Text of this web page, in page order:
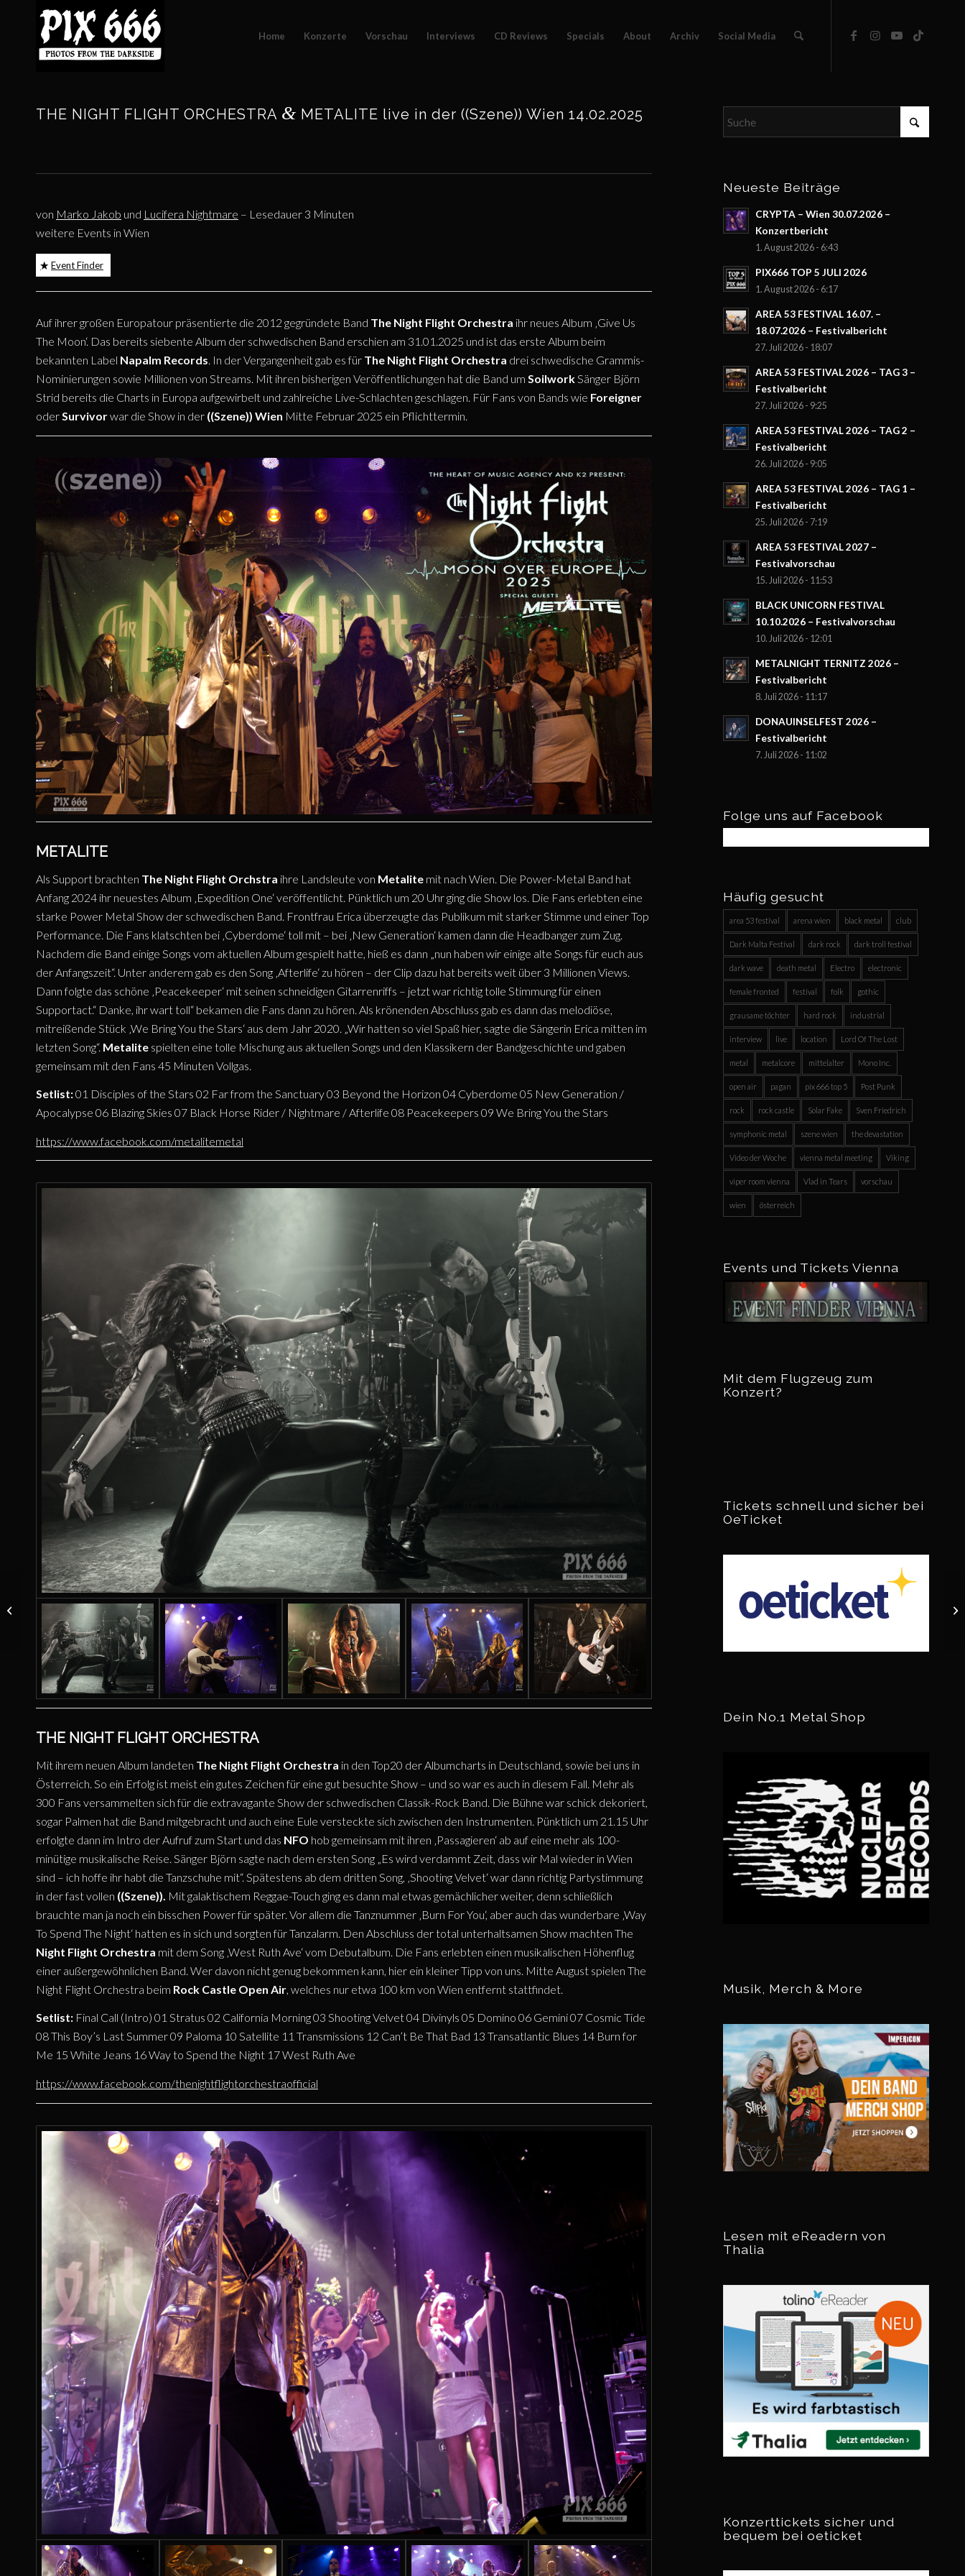
Home Konzerte Vorschau Interviews CD Reviews Specials About Archiv Social Media
THE NIGHT FLIGHT ORCHESTRA & METALITE live in der ((Szene)) Wien 14.02.2025
von Marko Jakob und Lucifera Nightmare – Lesedauer 3 Minuten
weitere Events in Wien
Event Finder
Auf ihrer großen Europatour präsentierte die 2012 gegründete Band The Night Flight Orchestra ihr neues Album ‚Give Us
The Moon‘. Das bereits siebente Album der schwedischen Band erschien am 31.01.2025 und ist das erste Album beim
bekannten Label Napalm Records. In der Vergangenheit gab es für The Night Flight Orchestra drei schwedische Grammis-
Nominierungen sowie Millionen von Streams. Mit ihren bisherigen Veröffentlichungen hat die Band um SoilworkSänger Björn
Strid bereits die Charts in Europa aufgewirbelt und zahlreiche Live-Schlachten geschlagen. Für Fans von Bands wie Foreigner
oderSurvivorwar die Show in der ((Szene)) Wien Mitte Februar 2025 ein Pflichttermin.
METALITE
Als Support brachten The Night Flight Orchstra ihre Landsleute von Metalite mit nach Wien. Die Power-Metal Band hat
Anfang 2024 ihr neuestes Album ‚Expedition One‘ veröffentlicht. Pünktlich um 20 Uhr ging die Show los. Die Fans erlebten eine
starke Power Metal Show der schwedischen Band. Frontfrau Erica überzeugte das Publikum mit starker Stimme und einer Top
Performance. Die Fans klatschten bei ‚Cyberdome‘ toll mit – bei ‚New Generation‘ kamen dann die Headbanger zum Zug.
Nachdem die Band einige Songs vom aktuellen Album gespielt hatte, hieß es dann „nun haben wir einige alte Songs für euch aus
der Anfangszeit“. Unter anderem gab es den Song ‚Afterlife‘ zu hören – der Clip dazu hat bereits weit über 3 Millionen Views.
Dann folgte das schöne ‚Peacekeeper‘ mit seinen schneidigen Gitarrenriffs – jetzt war richtig tolle Stimmung für einen
Supportact.“ Danke, ihr wart toll“ bekamen die Fans dann zu hören. Als krönenden Abschluss gab es dann das melodiöse,
mitreißende Stück ‚We Bring You the Stars‘ aus dem Jahr 2020. „Wir hatten so viel Spaß hier, sagte die Sängerin Erica mitten im
letzten Song“. Metalite spielten eine tolle Mischung aus aktuellen Songs und den Klassikern der Bandgeschichte und gaben
gemeinsam mit den Fans 45 Minuten Vollgas.
Setlist:01 Disciples of the Stars 02 Far from the Sanctuary 03 Beyond the Horizon 04 Cyberdome 05 New Generation /
Apocalypse 06 Blazing Skies 07 Black Horse Rider / Nightmare / Afterlife 08 Peacekeepers 09 We Bring You the Stars
https://www.facebook.com/metalitemetal
THE NIGHT FLIGHT ORCHESTRA
Mit ihrem neuen Album landeten The Night Flight Orchestra in den Top20 der Albumcharts in Deutschland, sowie bei uns in
Österreich. So ein Erfolg ist meist ein gutes Zeichen für eine gut besuchte Show – und so war es auch in diesem Fall. Mehr als
300 Fans versammelten sich für die extravagante Show der schwedischen Classik-Rock Band. Die Bühne war schick dekoriert,
sogar Palmen hat die Band mitgebracht und auch eine Eule versteckte sich zwischen den Instrumenten. Pünktlich um 21.15 Uhr
erfolgte dann im Intro der Aufruf zum Start und das NFO hob gemeinsam mit ihren ‚Passagieren‘ ab auf eine mehr als 100-
minütige musikalische Reise. Sänger Björn sagte nach dem ersten Song „Es wird verdammt Zeit, dass wir Mal wieder in Wien
sind – ich hoffe ihr habt die Tanzschuhe mit“. Spätestens ab dem dritten Song, ‚Shooting Velvet‘ war dann richtig Partystimmung
in der fast vollen ((Szene)). Mit galaktischem Reggae-Touch ging es dann mal etwas gemächlicher weiter, denn schließlich
brauchte man ja noch ein bisschen Power für später. Vor allem die Tanznummer ‚Burn For You‘, aber auch das wunderbare ‚Way
To Spend The Night‘ hatten es in sich und sorgten für Tanzalarm. Den Abschluss der total unterhaltsamen Show machten The
Night Flight Orchestra mit dem Song ‚West Ruth Ave‘ vom Debutalbum. Die Fans erlebten einen musikalischen Höhenflug
einer außergewöhnlichen Band. Wer davon nicht genug bekommen kann, hier ein kleiner Tipp von uns. Mitte August spielen The
Night Flight Orchestra beim Rock Castle Open Air, welches nur etwa 100 km von Wien entfernt stattfindet.
Setlist: Final Call (Intro) 01 Stratus 02 California Morning 03 Shooting Velvet 04 Divinyls 05 Domino 06 Gemini 07 Cosmic Tide
08 This Boy’s Last Summer 09 Paloma 10 Satellite 11 Transmissions 12 Can’t Be That Bad 13 Transatlantic Blues 14 Burn for
Me 15 White Jeans 16 Way to Spend the Night 17 West Ruth Ave
https://www.facebook.com/thenightflightorchestraofficial
Neueste Beiträge
CRYPTA – Wien 30.07.2026 –
Konzertbericht
1. August 2026 - 6:43
PIX666 TOP 5 JULI 2026
1. August 2026 - 6:17
AREA 53 FESTIVAL 16.07. –
18.07.2026 – Festivalbericht
27. Juli 2026 - 18:07
AREA 53 FESTIVAL 2026 – TAG 3 –
Festivalbericht
27. Juli 2026 - 9:25
AREA 53 FESTIVAL 2026 – TAG 2 –
Festivalbericht
26. Juli 2026 - 9:05
AREA 53 FESTIVAL 2026 – TAG 1 –
Festivalbericht
25. Juli 2026 - 7:19
AREA 53 FESTIVAL 2027 –
Festivalvorschau
15. Juli 2026 - 11:53
BLACK UNICORN FESTIVAL
10.10.2026 – Festivalvorschau
10. Juli 2026 - 12:01
METALNIGHT TERNITZ 2026 –
Festivalbericht
8. Juli 2026 - 11:17
DONAUINSELFEST 2026 –
Festivalbericht
7. Juli 2026 - 11:02
Folge uns auf Facebook
Häufig gesucht
area 53 festival arena wien black metal club
Dark Malta Festival dark rock dark troll festival
dark wave death metal Electro electronic
female fronted festival folk gothic
grausame töchter hard rock industrial
interview live location Lord Of The Lost
metal metalcore mittelalter Mono Inc.
open air pagan pix 666 top 5 Post Punk
rock rock castle Solar Fake Sven Friedrich
symphonic metal szene wien the devastation
Video der Woche vienna metal meeting Viking
viper room vienna Vlad in Tears vorschau
wien österreich
Events und Tickets Vienna
Mit dem Flugzeug zum
Konzert?
Tickets schnell und sicher bei
OeTicket
Dein No.1 Metal Shop
Musik, Merch & More
Lesen mit eReadern von
Thalia
Konzerttickets sicher und
bequem bei oeticket
KONZERTVORSCHAU:
JE T’AIME – Wien
09.04.2025